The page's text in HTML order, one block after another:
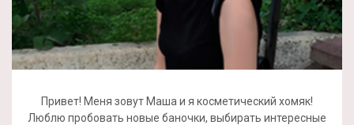
Привет! Меня зовут Маша и я косметический хомяк!
Люблю пробовать новые баночки, выбирать интересные